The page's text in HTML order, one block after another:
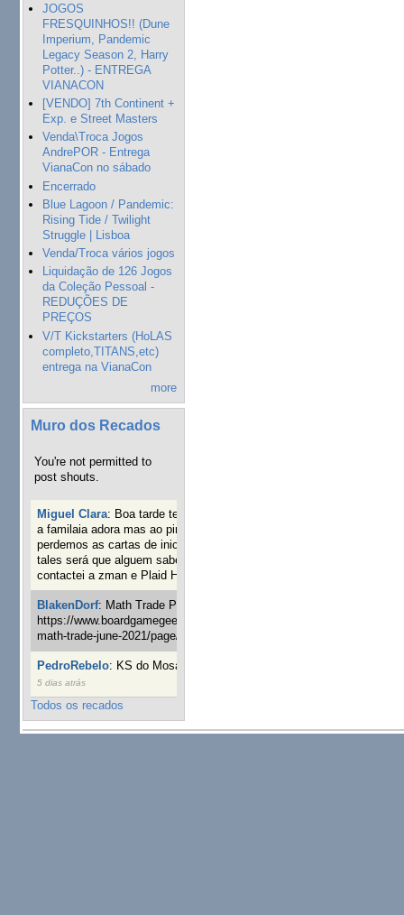
JOGOS
FRESQUINHOS!! (Dune
Imperium, Pandemic
Legacy Season 2, Harry
Potter..) - ENTREGA
VIANACON
[VENDO] 7th Continent +
Exp. e Street Masters
Venda\Troca Jogos
AndrePOR - Entrega
VianaCon no sábado
Encerrado
Blue Lagoon / Pandemic:
Rising Tide / Twilight
Struggle | Lisboa
Venda/Troca vários jogos
Liquidação de 126 Jogos
da Coleção Pessoal -
REDUÇÕES DE
PREÇOS
V/T Kickstarters (HoLAS
completo,TITANS,etc)
entrega na VianaCon
more
Muro dos Recados
You're not permitted to
post shouts.
Miguel Clara: Boa tarde tenho jogo Mice and mistics que
a familaia adora mas ao pintarmos as miniaturas
perdemos as cartas de iniciaticva da expanção downood
tales será que alguem sabe onde adquirir as cartas já
contactei a zman e Plaid Hat e nada
BlakenDorf: Math Trade Portuguesa a decorrer. Aqui:
https://www.boardgamegeek.com/geeklist/286035/portugal-
math-trade-june-2021/page/1
PedroRebelo: KS do Mosaic em 10 minutos :)
5 dias atrás
Todos os recados